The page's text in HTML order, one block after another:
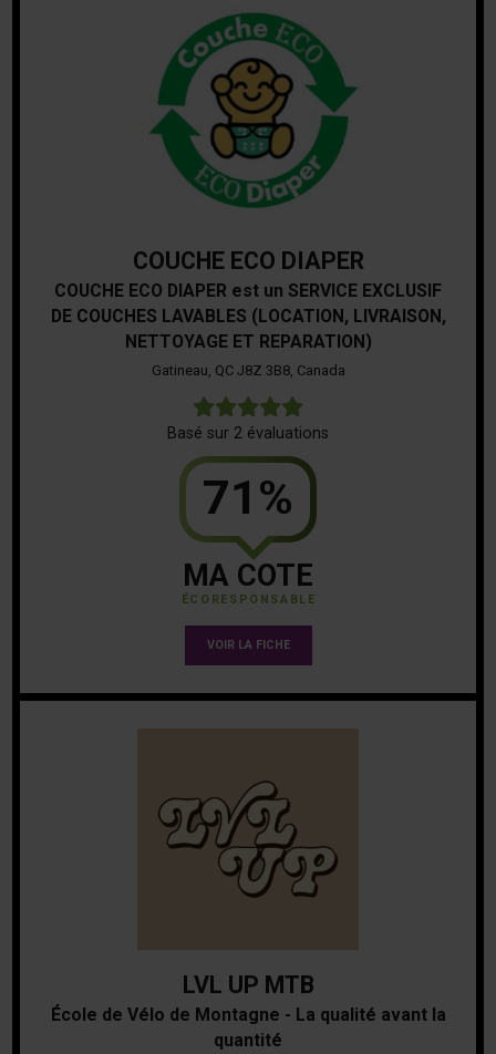
COUCHE ECO DIAPER
COUCHE ECO DIAPER est un SERVICE EXCLUSIF
DE COUCHES LAVABLES (LOCATION, LIVRAISON,
NETTOYAGE ET REPARATION)
Gatineau, QC J8Z 3B8, Canada
Basé sur 2 évaluations
71%
MA COTE
ÉCORESPONSABLE
VOIR LA FICHE
LVL UP MTB
École de Vélo de Montagne - La qualité avant la
quantité